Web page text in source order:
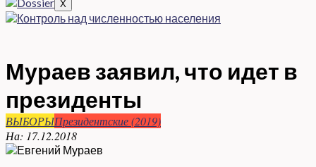
X
Мураев заявил, что идет в
президенты
ВЫБОРЫПрезидентские (2019)
На: 17.12.2018